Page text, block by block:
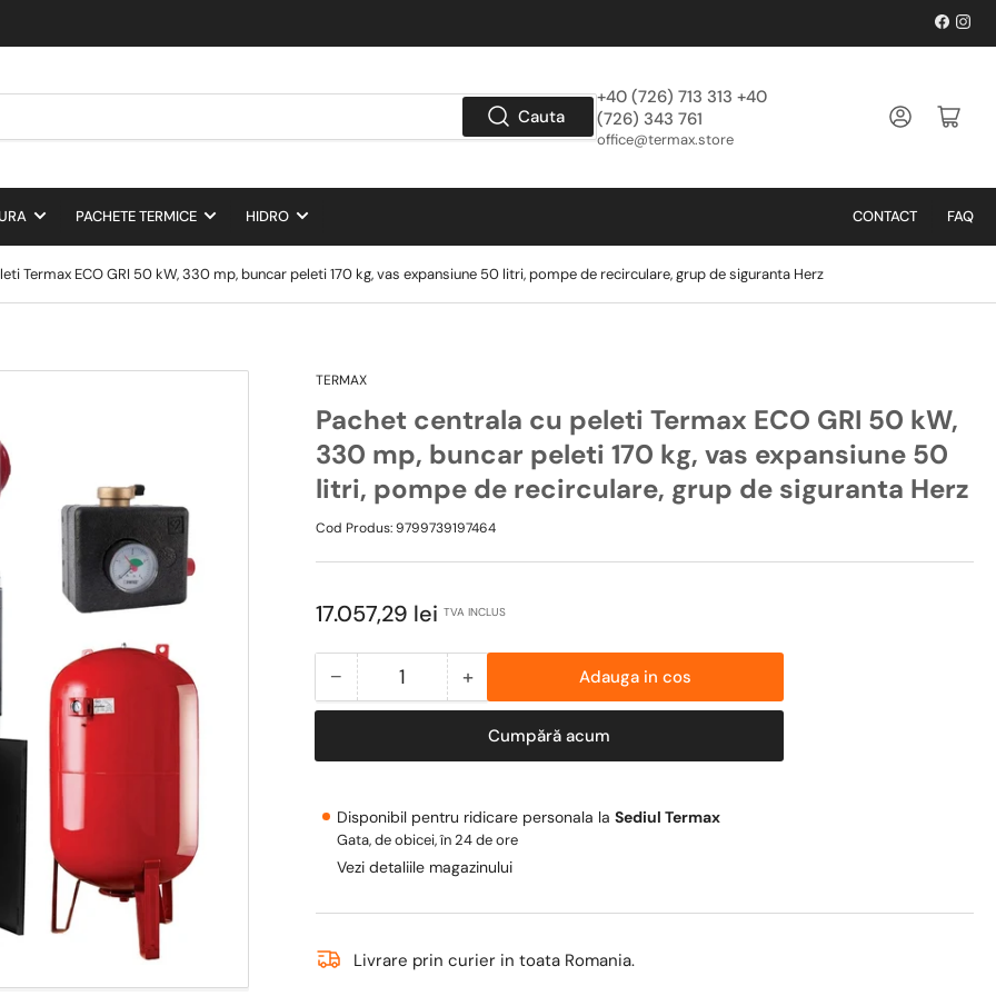
Cauta
+40 (726) 713 313 +40
(726) 343 761
office@termax.store
Logheaza-te Deschide cos
PACHETE TERMICE HIDRO CONTACT FAQ
Termax ECO GRI 50 kW, 330 mp, buncar peleti 170 kg, vas expansiune 50 litri, pompe de recirculare, grup de siguranta Herz
TERMAX
Pachet centrala cu peleti Termax ECO GRI 50 kW,
330 mp, buncar peleti 170 kg, vas expansiune 50
litri, pompe de recirculare, grup de siguranta Herz
Cod Produs:9799739197464
Pret
17.057,29 lei TVA INCLUS
− Scade
cantitate
Pachet
cu
peleti
Termax
50
Cantitate +Mareste
cantitatea
pentru
Pachet
cu
peleti
Termax
50
Adauga in cos
Cumpără acum
Disponibil pentru ridicare personala la Sediul Termax
Gata, de obicei, în 24 de ore
Vezi detaliile magazinului
Livrare prin curier in toata Romania.